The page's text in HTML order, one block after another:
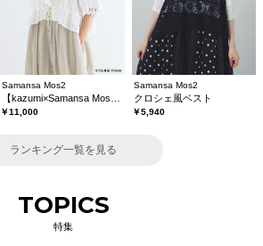
Samansa Mos2
￥11,000
Samansa Mos2
クロシェ風ベスト
￥5,940
ランキング一覧を見る
TOPICS
特集